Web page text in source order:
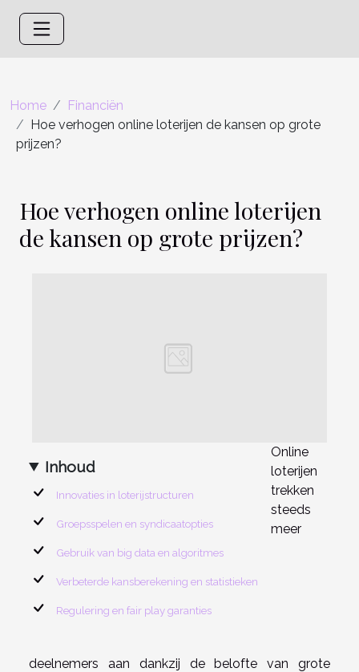
Home
Financiën
Hoe verhogen online loterijen de kansen op grote
prijzen?
Hoe verhogen online loterijen
de kansen op grote prijzen?
Inhoud
Innovaties in loterijstructuren
Groepsspelen en syndicaatopties
Gebruik van big data en algoritmes
Verbeterde kansberekening en statistieken
Regulering en fair play garanties
Online
loterijen
trekken
steeds
meer
deelnemers aan dankzij de belofte van grote